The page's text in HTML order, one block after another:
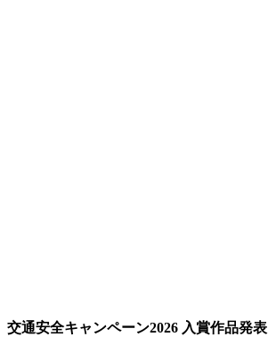
交通安全キャンペーン2026 入賞作品発表